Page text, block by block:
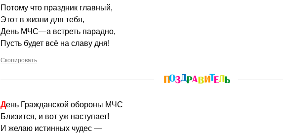
Потому что праздник главный,
Этот в жизни для тебя,
День МЧС—а встреть парадно,
Пусть будет всё на славу дня!
Скопировать
День Гражданской обороны МЧС
Близится, и вот уж наступает!
И желаю истинных чудес —